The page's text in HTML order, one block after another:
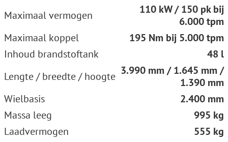
Maximaal vermogen
110 kW / 150 pk bij
6.000 tpm
Maximaal koppel
195 Nm bij 5.000 tpm
Inhoud brandstoftank
48 l
Lengte / breedte / hoogte 3.990 mm / 1.645 mm /
1.390 mm
Wielbasis
2.400 mm
Massa leeg
995 kg
Laadvermogen
555 kg